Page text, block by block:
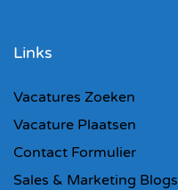
Links
Vacatures Zoeken
Vacature Plaatsen
Contact Formulier
Sales & Marketing Blogs